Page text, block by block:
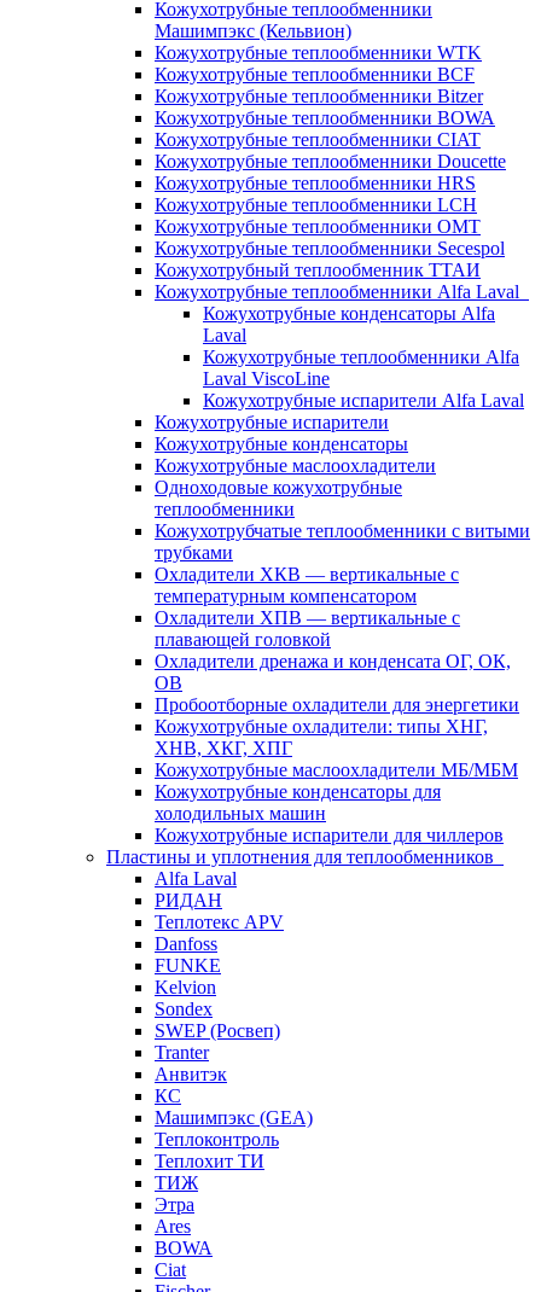
Кожухотрубные теплообменники
Машимпэкс (Кельвион)
Кожухотрубные теплообменники WTK
Кожухотрубные теплообменники BCF
Кожухотрубные теплообменники Bitzer
Кожухотрубные теплообменники BOWA
Кожухотрубные теплообменники CIAT
Кожухотрубные теплообменники Doucette
Кожухотрубные теплообменники HRS
Кожухотрубные теплообменники LCH
Кожухотрубные теплообменники OMT
Кожухотрубные теплообменники Secespol
Кожухотрубный теплообменник ТТАИ
Кожухотрубные теплообменники Alfa Laval
Кожухотрубные конденсаторы Alfa
Laval
Кожухотрубные теплообменники Alfa
Laval ViscoLine
Кожухотрубные испарители Alfa Laval
Кожухотрубные испарители
Кожухотрубные конденсаторы
Кожухотрубные маслоохладители
Одноходовые кожухотрубные
теплообменники
Кожухотрубчатые теплообменники с витыми
трубками
Охладители ХКВ — вертикальные с
температурным компенсатором
Охладители ХПВ — вертикальные с
плавающей головкой
Охладители дренажа и конденсата ОГ, ОК,
ОВ
Пробоотборные охладители для энергетики
Кожухотрубные охладители: типы ХНГ,
ХНВ, ХКГ, ХПГ
Кожухотрубные маслоохладители МБ/МБМ
Кожухотрубные конденсаторы для
холодильных машин
Кожухотрубные испарители для чиллеров
Пластины и уплотнения для теплообменников
Alfa Laval
РИДАН
Теплотекс APV
Danfoss
FUNKE
Kelvion
Sondex
SWEP (Росвеп)
Tranter
Анвитэк
КС
Машимпэкс (GEA)
Теплоконтроль
Теплохит ТИ
ТИЖ
Этра
Ares
BOWA
Ciat